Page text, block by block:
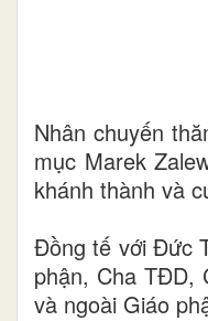
Nhân chuyến
mục Marek
khánh thành và
Đồng tế với Đức
phận, Cha TĐD,
và ngoài Giáo